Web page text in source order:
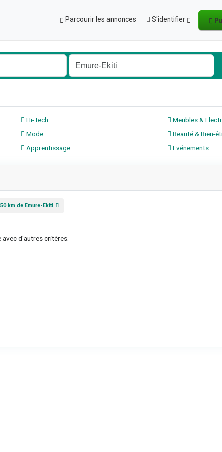
Parcourir les annonces S'identifier
Hi-Tech
Meubles &
Mode
Beauté & Bien-
Apprentissage Evénements
km de Emure-Ekiti
d'autres critères.